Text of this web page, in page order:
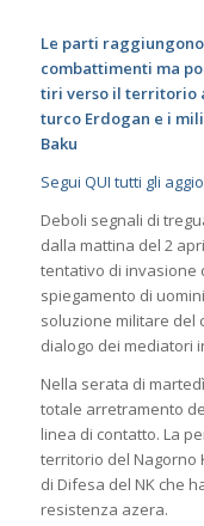
Le parti
combattimenti ma
tiri verso il territorio
turco Erdogan e i
Baku
Segui QUI tutti gli
Deboli segnali di
dalla mattina del 2
tentativo di invasione
spiegamento di
soluzione militare del
dialogo dei mediatori
Nella serata di
totale arretramento
linea di contatto. La
territorio del Nagorno
di Difesa del NK che
resistenza azera.